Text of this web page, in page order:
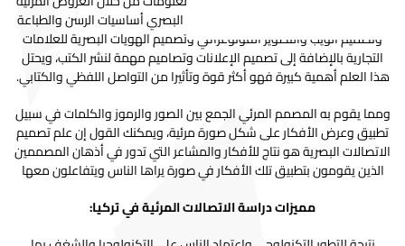
البصرية بطريقة إبداعية، ويشمل التواصل البصري أساسيات الرسن والطباعة
وتصميم الويب والتصوير الفوتوغرافي وتصميم الهويات البصرية للعلامات
التجارية بالإضافة إلى تصميم الإعلانات وتصاميم مهمة لنشر الكتب، ويحتل
هذا العلم أهمية كبيرة فهو أكثر قوة وتأثيرا من التواصل اللفظي والكتابي.
ومما يقوم به المصمم المرئي الجمع بين الصور والرموز والكلمات في سبيل
تطبيق وعرض الأفكار على شكل صورة مرئية، ويمكنك القول إن علم تصميم
الاتصالات البصرية هو نتاج للأفكار والمشاعر التي تدور في أذهان المصممين
الذين يقومون بتطبيق تلك الأفكار في صورة يراها الناس ويتفاعلون معها
مميزات دراسة الاتصالات المرئية في تركيا: